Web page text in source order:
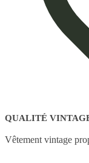
QUALITÉ
Vêtement vintage